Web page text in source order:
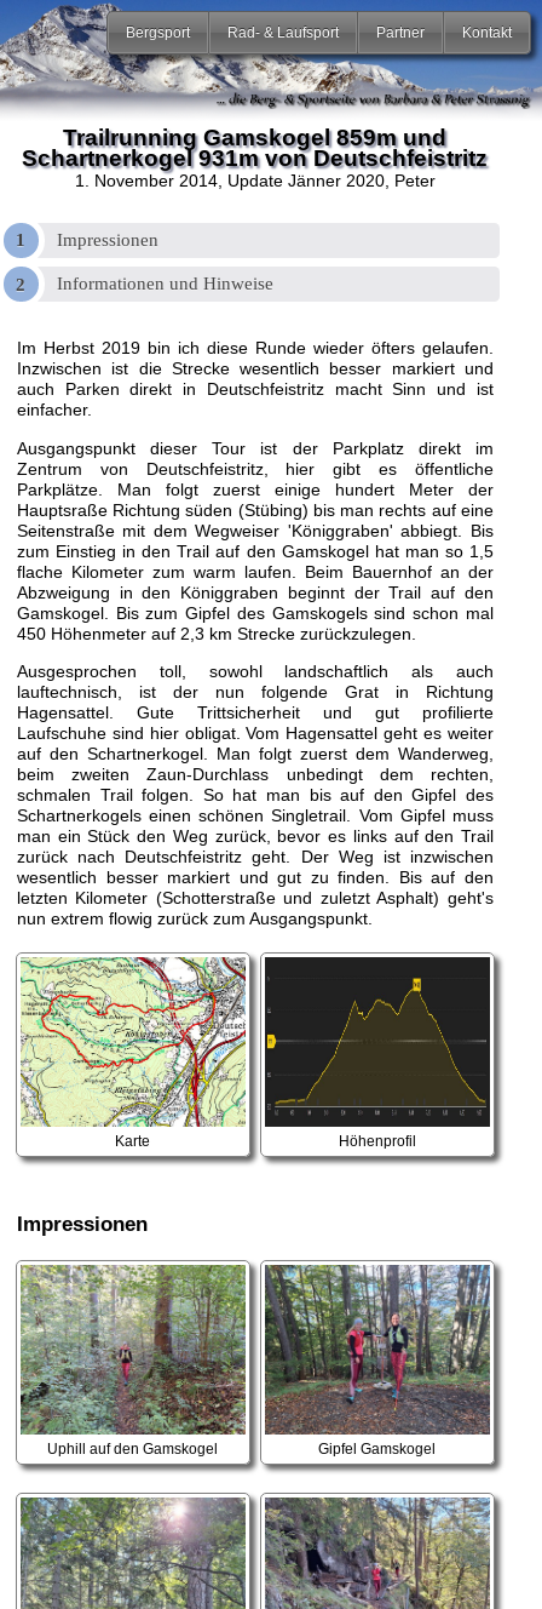
Bergsport Rad- & Laufsport Partner Kontakt
Trailrunning Gamskogel 859m und
Schartnerkogel 931m von Deutschfeistritz
1. November 2014, Update Jänner 2020, Peter
Impressionen
Informationen und Hinweise
Im Herbst 2019 bin ich diese Runde wieder öfters gelaufen.
Inzwischen ist die Strecke wesentlich besser markiert und
auch Parken direkt in Deutschfeistritz macht Sinn und ist
einfacher.
Ausgangspunkt dieser Tour ist der Parkplatz direkt im
Zentrum von Deutschfeistritz, hier gibt es öffentliche
Parkplätze. Man folgt zuerst einige hundert Meter der
Hauptsraße Richtung süden (Stübing) bis man rechts auf eine
Seitenstraße mit dem Wegweiser 'Königgraben' abbiegt. Bis
zum Einstieg in den Trail auf den Gamskogel hat man so 1,5
flache Kilometer zum warm laufen. Beim Bauernhof an der
Abzweigung in den Königgraben beginnt der Trail auf den
Gamskogel. Bis zum Gipfel des Gamskogels sind schon mal
450 Höhenmeter auf 2,3 km Strecke zurückzulegen.
Ausgesprochen toll, sowohl landschaftlich als auch
lauftechnisch, ist der nun folgende Grat in Richtung
Hagensattel. Gute Trittsicherheit und gut profilierte
Laufschuhe sind hier obligat. Vom Hagensattel geht es weiter
auf den Schartnerkogel. Man folgt zuerst dem Wanderweg,
beim zweiten Zaun-Durchlass unbedingt dem rechten,
schmalen Trail folgen. So hat man bis auf den Gipfel des
Schartnerkogels einen schönen Singletrail. Vom Gipfel muss
man ein Stück den Weg zurück, bevor es links auf den Trail
zurück nach Deutschfeistritz geht. Der Weg ist inzwischen
wesentlich besser markiert und gut zu finden. Bis auf den
letzten Kilometer (Schotterstraße und zuletzt Asphalt) geht's
nun extrem flowig zurück zum Ausgangspunkt.
Karte Höhenprofil
Impressionen
Uphill auf den Gamskogel Gipfel Gamskogel